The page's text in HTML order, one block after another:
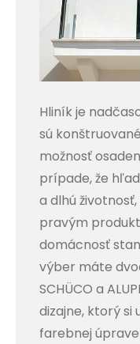
Hliník je
sú
možnosť
prípade, že
a dlhú
pravým
domácnosť
výber máte
SCHÜCO a
dizajne, ktorý si
farebnej